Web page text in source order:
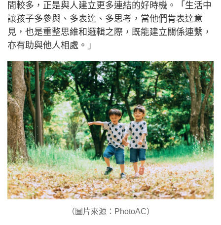
間較多，正是與人建立更多連結的好時機。「生活中
讓孩子多參與、多表達、多思考，當他們肯表達意
見，也是重整思維和邏輯之際，既能建立關係連繫，
亦有助與他人相處。」
（圖片來源：PhotoAC）